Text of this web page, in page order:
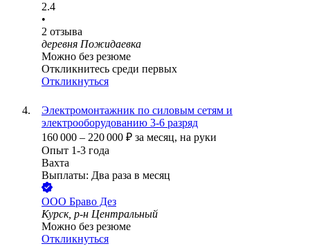
2.4
•
2 отзыва
деревня Пожидаевка
Можно без резюме
Откликнитесь среди первых
Откликнуться
Электромонтажник по силовым сетям и
электрооборудованию 3-6 разряд
160 000 – 220 000 ₽ за месяц, на руки
Опыт 1-3 года
Вахта
Выплаты: Два раза в месяц
ООО Браво Дез
Курск, р-н Центральный
Можно без резюме
Откликнуться